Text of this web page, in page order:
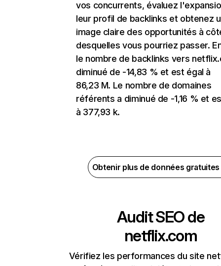
vos concurrents, évaluez
leur profil de backlinks et obtenez
image claire des opportunités à
desquelles vous pourriez passer.
le nombre de backlinks vers
diminué de -14,83 % et est égal à
86,23 M. Le nombre de domaines
référents a diminué de -1,16 % et
à 377,93 k.
Obtenir plus de données
Audit SEO de
netflix.com
Vérifiez les performances du site